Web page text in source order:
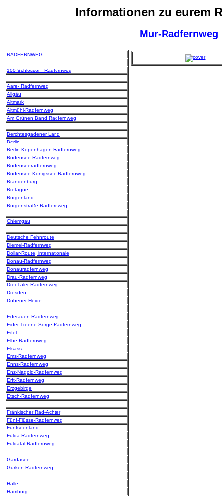
Informationen zu eurem
Mur-Radfernweg
RADFERNWEG
100 Schlösser - Radfernweg
Aare- Radfernweg
Allgäu
Altmark
Altmühl-Radfernweg
Am Grünen Band Radfernweg
Berchtesgadener Land
Berlin
Berlin-Kopenhagen Radfernweg
Bodensee-Radfernweg
Bodenseeradfernweg
Bodensee-Königssee-Radfernweg
Brandenburg
Bretagne
Burgenland
Burgenstraße-Radfernweg
Chiemgau
Deutsche Fehnroute
Diemel-Radfernweg
Dollar-Route, internationale
Donau-Radfernweg
Donauradfernweg
Drau-Radfernweg
Drei Täler Radfernweg
Dresden
Dübener Heide
Ederauen-Radfernweg
Eider-Treene-Sorge-Radfernweg
Eifel
Elbe-Radfernweg
Elsass
Ems-Radfernweg
Enns-Radfernweg
Enz-Nagold-Radfernweg
Erft-Radfernweg
Erzgebirge
Etsch-Radfernweg
Fränkischer Rad-Achter
Fünf-Flüsse-Radfernweg
Fünfseenland
Fulda-Radfernweg
Fuldatal Radfernweg
Gardasee
Gurken-Radfernweg
Halle
Hamburg